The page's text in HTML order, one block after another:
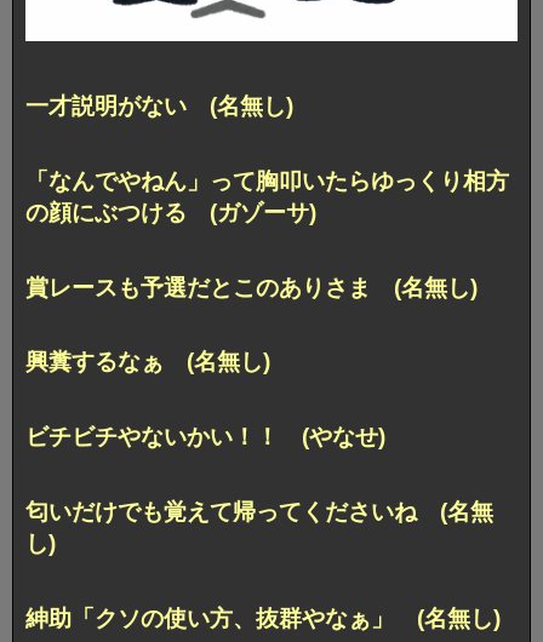
一才説明がない (名無し)
「なんでやねん」って胸叩いたらゆっくり相方
の顔にぶつける (ガゾーサ)
賞レースも予選だとこのありさま (名無し)
興糞するなぁ (名無し)
ビチビチやないかい！！ (やなせ)
匂いだけでも覚えて帰ってくださいね (名無
し)
紳助「クソの使い方、抜群やなぁ」 (名無し)